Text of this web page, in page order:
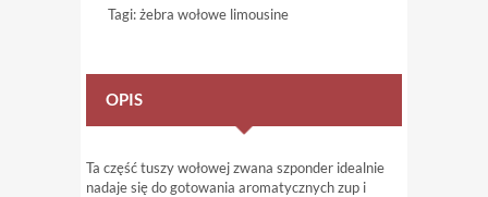
Tagi:żebra wołowe limousine
OPIS
Ta część tuszy wołowej zwana szponder idealnie
nadaje się do gotowania aromatycznych zup i